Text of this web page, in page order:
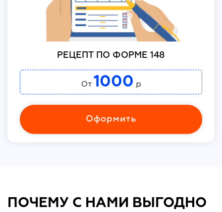
РЕЦЕПТ ПО ФОРМЕ 148
От 1000 р
Оформить
ПОЧЕМУ С НАМИ ВЫГОДНО